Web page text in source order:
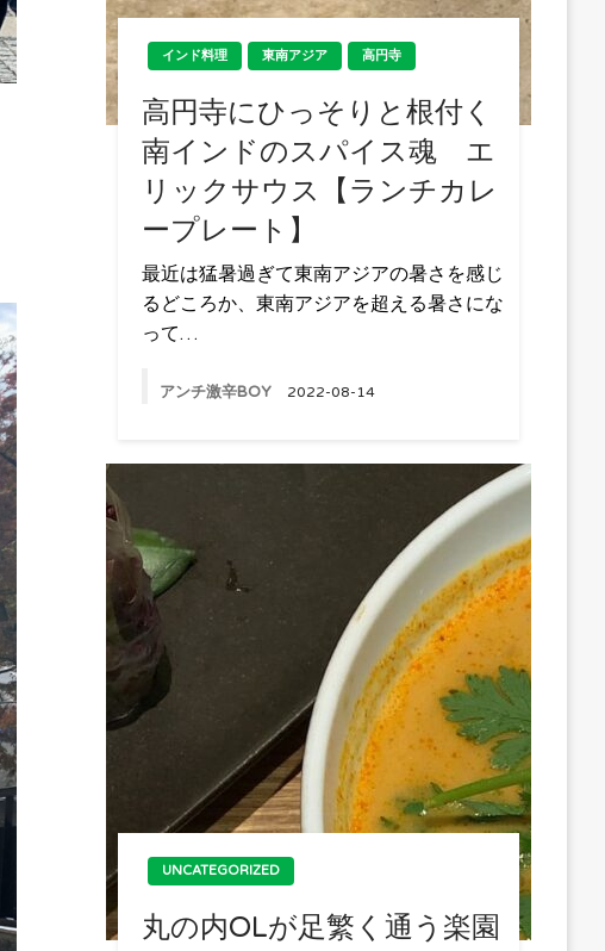
インド料理 東南アジア 高円寺
高円寺にひっそりと根付く
南インドのスパイス魂 エ
リックサウス【ランチカレ
ープレート】
最近は猛暑過ぎて東南アジアの暑さを感じ
るどころか、東南アジアを超える暑さにな
って…
アンチ激辛BOY 2022-08-14
UNCATEGORIZED
丸の内OLが足繁く通う楽園